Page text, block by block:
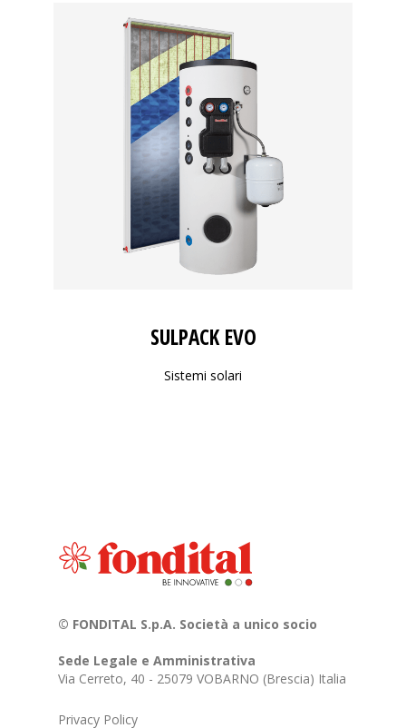
SULPACK EVO
Sistemi solari
© FONDITAL S.p.A. Società a unico socio
Sede Legale e Amministrativa
Via Cerreto, 40 - 25079 VOBARNO (Brescia) Italia
Privacy Policy